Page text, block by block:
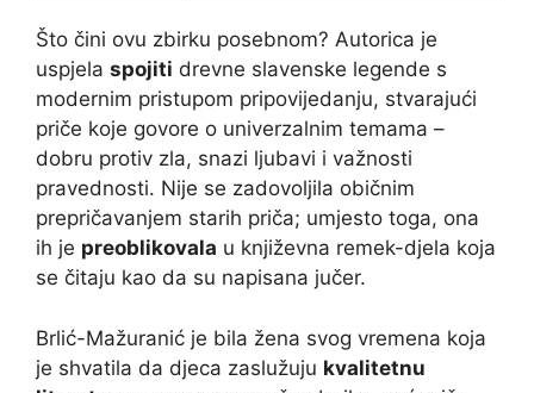
Što čini ovu zbirku posebnom? Autorica je
uspjela spojiti drevne slavenske legende s
modernim pristupom pripovijedanju, stvarajući
priče koje govore o univerzalnim temama –
dobru protiv zla, snazi ljubavi i važnosti
pravednosti. Nije se zadovoljila običnim
prepričavanjem starih priča; umjesto toga, ona
ih je preoblikovala u književna remek-djela koja
se čitaju kao da su napisana jučer.
Brlić-Mažuranić je bila žena svog vremena koja
je shvatila da djeca zaslužuju kvalitetnu